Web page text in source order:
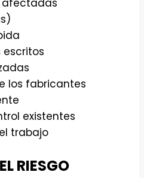
escritos
los fabricantes
existentes
trabajo
RIESGO